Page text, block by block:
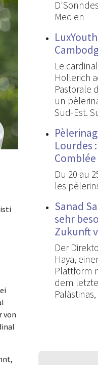
von
Medien
Le
Hollerich
Pastorale
un
Sud-Est.
Lourdes
Du 20 au
les
Sanad
sehr
Zukunft
Der
Haya,
Plattform
dem